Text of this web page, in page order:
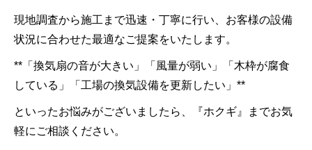
現地調査から施工まで迅速・丁寧に行い、お客様の設備
状況に合わせた最適なご提案をいたします。
**「換気扇の音が大きい」「風量が弱い」「木枠が腐食
している」「工場の換気設備を更新したい」**
といったお悩みがございましたら、『ホクギ』までお気
軽にご相談ください。